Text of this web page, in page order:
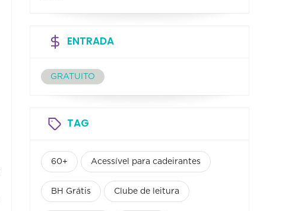
ENTRADA
GRATUITO
TAG
60+ Acessível para cadeirantes
BH Grátis Clube de leitura